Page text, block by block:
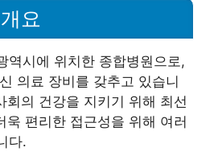
요
역시에 위치한 종합병원으로,
의료 장비를 갖추고 있습니
회의 건강을 지키기 위해 최선
욱 편리한 접근성을 위해 여러
다.